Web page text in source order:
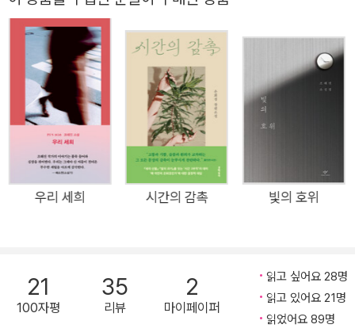
다. 『단순한 진심』 이후 5년 만에 선보이는 장편소설 『빛과 멜로
디』는 2023년 가을부터 2024년 봄까지 계간 『문학동네』에 연
재한 후(연재 당시 제목은 ‘빛의 영원’) 결말부에 해당하는 4부를
새롭게 써내려간 끝에 완성된 작품으로, 평단의 커다란 호평과 함
께 독자들에게 많은 사랑을 받으며 조해진 작가를 사람들에게 선
명하게 각인시킨 단편 「빛의 호위」에서 한 뼘 더 나아간 이야기를
그리고 있다. 「빛의 호위」는 어른들의 보호를 받지 못하고 버려진
듯 홀로 생활하던 열두 살 권은에게 카메라를 선물한 승준과 그
카메라를 통해 죽음이 아닌 삶 쪽으로 한 발 내딛게 된 권은의 이
에 대해 이렇게 밝힌다. 2022년에 일어난 러시아의 우크라이나
침공 이후 “동시대 전쟁을 바라보며 전쟁이 얼마나 무의미한지
문학으로 증명하는 소설을 쓰고 싶어졌”고, “‘반전’을 테마로 여
우리 세희 시간의 감촉 빛의 호위
21
100자평
35
리뷰
2
마이페이퍼
읽고 싶어요 28명
읽고 있어요 21명
읽었어요 89명